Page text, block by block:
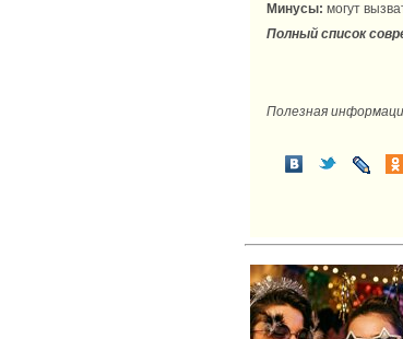
Минусы: могут
Полный список
Полезная